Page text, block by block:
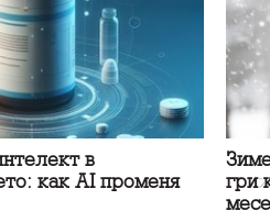
в
как AI променя